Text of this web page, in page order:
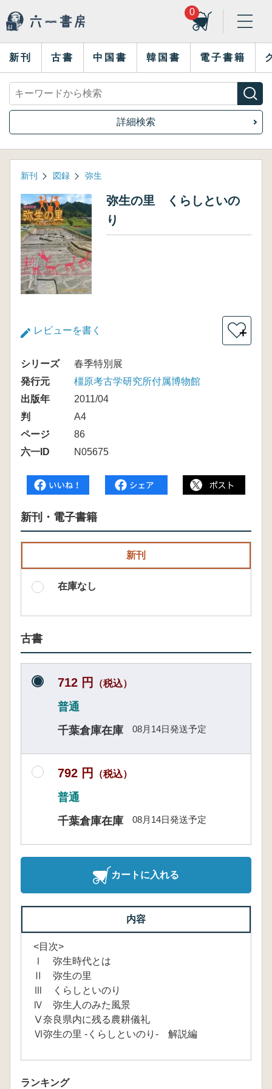
0
新刊 古書 中国書 韓国書 電子書籍
詳細検索
新刊 図録 弥生
弥生の里 くらしといの
り
レビューを書く ＋
シリーズ
春季特別展
発行元
橿原考古学研究所付属博物館
出版年
2011/04
判
A4
ページ
86
六一ID
N05675
新刊・電子書籍
新刊
在庫なし
古書
712 円 （税込）
普通
千葉倉庫在庫
08月14日発送予定
792 円 （税込）
普通
千葉倉庫在庫
08月14日発送予定
カートに入れる
内容
<目次>
Ⅰ 弥生時代とは
Ⅱ 弥生の里
Ⅲ くらしといのり
Ⅳ 弥生人のみた風景
Ⅴ奈良県内に残る農耕儀礼
Ⅵ弥生の里 -くらしといのり- 解説編
ランキング